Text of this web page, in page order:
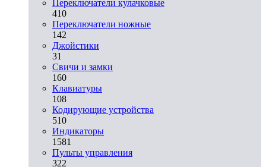
Переключатели кулачковые
410
Переключатели ножные
142
Джойстики
31
Свичи и замки
160
Клавиатуры
108
Кодирующие устройства
510
Индикаторы
1581
Пульты управления
322